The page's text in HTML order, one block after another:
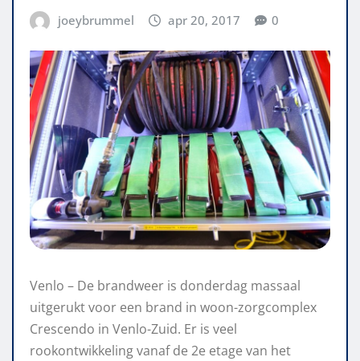
joeybrummel apr 20, 2017 0
Venlo – De brandweer is donderdag massaal
uitgerukt voor een brand in woon-zorgcomplex
Crescendo in Venlo-Zuid. Er is veel
rookontwikkeling vanaf de 2e etage van het